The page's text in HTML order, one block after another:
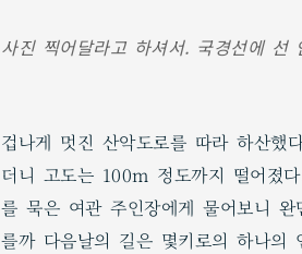
사진 찍어달라고 하셔서. 국경선에 선
겁나게 멋진 산악도로를 따라 하산
더니 고도는 100m 정도까지 떨어졌
를 묵은 여관 주인장에게 물어보니
를까 다음날의 길은 몇키로의 하나의